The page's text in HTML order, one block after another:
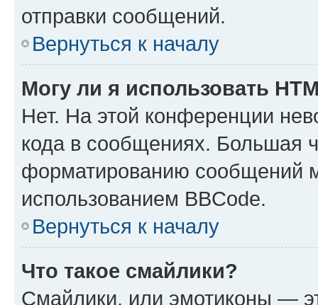
отправки сообщений.
Вернуться к началу
Могу ли я использовать
Нет. На этой конференции
кода в сообщениях. Большая
форматированию сообщений
использованием BBCode.
Вернуться к началу
Что такое смайлики?
Смайлики, или эмотиконы —